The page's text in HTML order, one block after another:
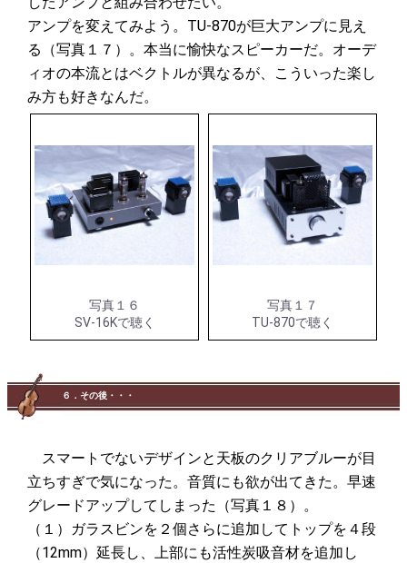
アンプを変えてみよう。TU-870が巨大アンプに見え
る（写真１７）。本当に愉快なスピーカーだ。オーデ
ィオの本流とはベクトルが異なるが、こういった楽し
み方も好きなんだ。
写真１６
SV-16Kで聴く
写真１７
TU-870で聴く
６．その後・・・
スマートでないデザインと天板のクリアブルーが目
立ちすぎで気になった。音質にも欲が出てきた。早速
グレードアップしてしまった（写真１８）。
（１）ガラスビンを２個さらに追加してトップを４段
（12mm）延長し、上部にも活性炭吸音材を追加し